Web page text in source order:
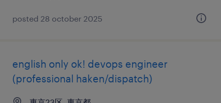
posted 28 october 2025
english only ok! devops engineer
(professional haken/dispatch)